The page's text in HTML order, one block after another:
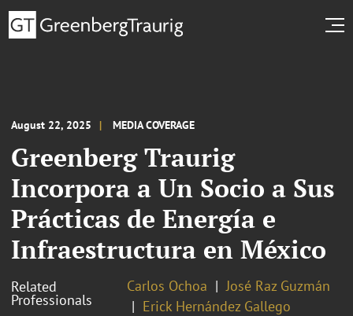
August 22, 2025 MEDIA COVERAGE
Greenberg Traurig
Incorpora a Un Socio a Sus
Prácticas de Energía e
Infraestructura en México
Related
Professionals
Carlos Ochoa
José Raz Guzmán
Erick Hernández Gallego